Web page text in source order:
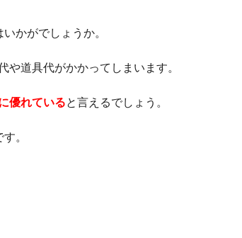
かがでしょうか。
道具代がかかってしまいます。
優れていると言えるでしょう。
。